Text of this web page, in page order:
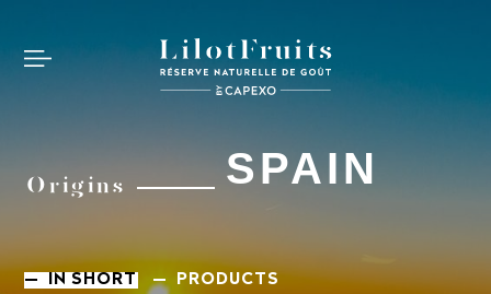
Origins SPAIN
— IN SHORT — PRODUCTS